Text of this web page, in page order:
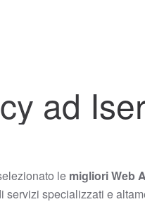
ad
le migliori Web
servizi specializzati e